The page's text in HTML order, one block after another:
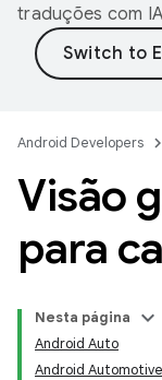
traduções com
Android Developers
Visão
para
Nesta página
Android Auto
Android